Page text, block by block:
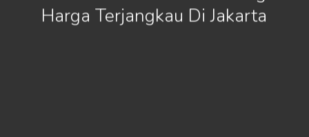
Harga Terjangkau Di Jakarta